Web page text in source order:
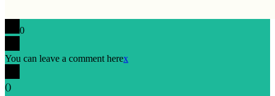
0
You can leave a comment herex
()